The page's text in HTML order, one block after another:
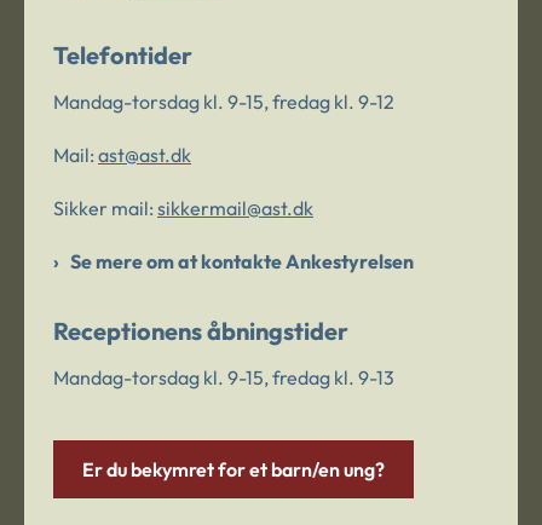
Telefontider
Mandag-torsdag kl. 9-15, fredag kl. 9-12
Mail: ast@ast.dk
Sikker mail: sikkermail@ast.dk
Se mere om at kontakte Ankestyrelsen
Receptionens åbningstider
Mandag-torsdag kl. 9-15, fredag kl. 9-13
Er du bekymret for et barn/en ung?